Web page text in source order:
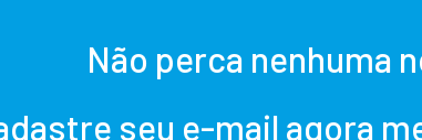
Não perca nenhuma
seu e-mail agora